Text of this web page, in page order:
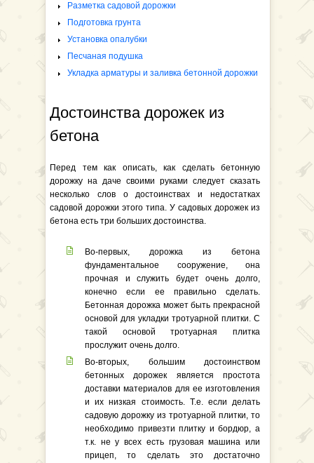
Разметка садовой дорожки
Подготовка грунта
Установка опалубки
Песчаная подушка
Укладка арматуры и заливка бетонной дорожки
Достоинства дорожек из
бетона
Перед тем как описать, как сделать бетонную
дорожку на даче своими руками следует сказать
несколько слов о достоинствах и недостатках
садовой дорожки этого типа. У садовых дорожек из
бетона есть три больших достоинства.
Во-первых, дорожка из бетона
фундаментальное сооружение, она
прочная и служить будет очень долго,
конечно если ее правильно сделать.
Бетонная дорожка может быть прекрасной
основой для укладки тротуарной плитки. С
такой основой тротуарная плитка
прослужит очень долго.
Во-вторых, большим достоинством
бетонных дорожек является простота
доставки материалов для ее изготовления
и их низкая стоимость. Т.е. если делать
садовую дорожку из тротуарной плитки, то
необходимо привезти плитку и бордюр, а
т.к. не у всех есть грузовая машина или
прицеп, то сделать это достаточно